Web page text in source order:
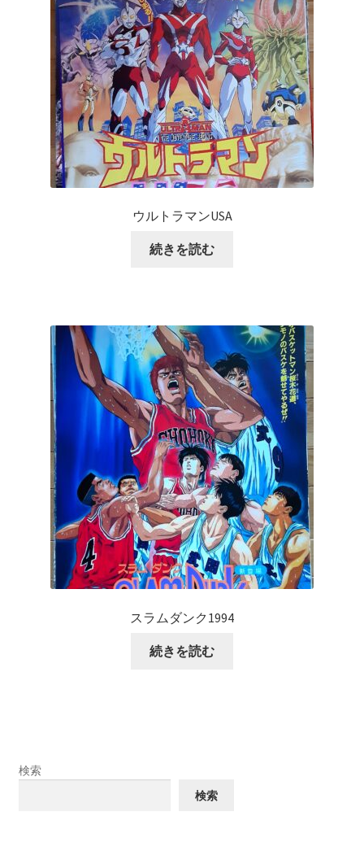
ウルトラマンUSA
続きを読む
スラムダンク1994
続きを読む
検索
検索